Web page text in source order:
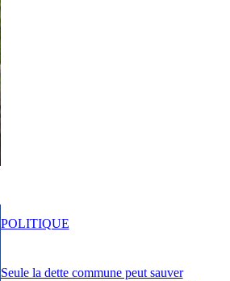
Seule la dette commune peut sauver
POLITIQUE